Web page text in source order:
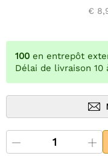
€
100 en entrepôt
Délai de livraison 10